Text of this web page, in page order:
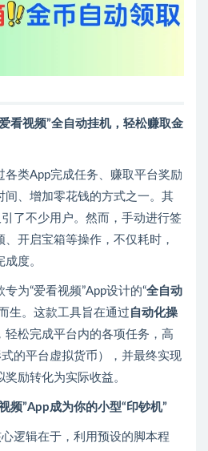
看视频”全自动挂机，轻松赚取金
各类App完成任务、赚取平台奖励
间、增加零花钱的方式之一。其
引了不少用户。然而，手动进行签
开启宝箱等操作，不仅耗时，
度。
为“爱看视频”App设计的“全自动
生。这款工具旨在通过 自动化操
轻松完成平台内的各项任务，高
式的平台虚拟货币），并最终实现
奖励转化为实际收益。
频”App成为你的小型“印钞机”
心逻辑在于，利用预设的脚本程